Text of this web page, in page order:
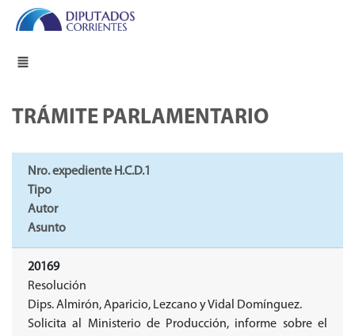
TRÁMITE PARLAMENTARIO
Nro. expediente H.C.D.1
Tipo
Autor
Asunto
20169
Resolución
Dips. Almirón, Aparicio, Lezcano y Vidal Domínguez.
Solicita al Ministerio de Producción, informe sobre el